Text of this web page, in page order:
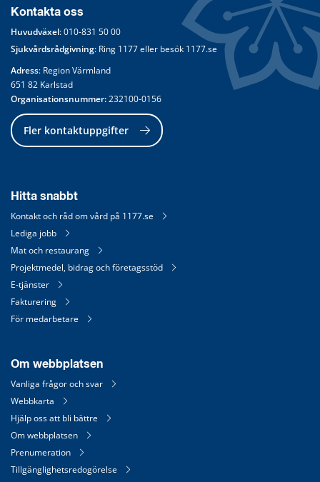
Kontakta oss
Huvudväxel: 010-831 50 00
Sjukvårdsrådgivning: Ring 1177 eller besök 1177.se
Adress: Region Värmland
651 82 Karlstad
Organisationsnummer: 232100-0156
Fler kontaktuppgifter
Hitta snabbt
Kontakt och råd om vård på 1177.se
Lediga jobb
Mat och restaurang
Projektmedel, bidrag och företagsstöd
E-tjänster
Fakturering
För medarbetare
Om webbplatsen
Vanliga frågor och svar
Webbkarta
Hjälp oss att bli bättre
Om webbplatsen
Prenumeration
Tillgänglighetsredogörelse